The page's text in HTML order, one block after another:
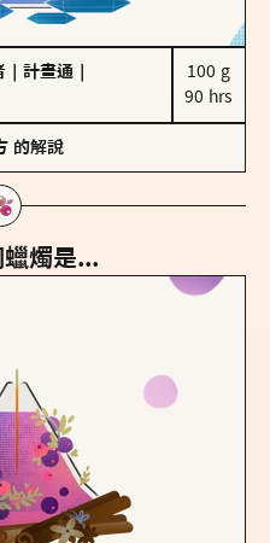
計畫通
100 g
90 hrs
的解說
蠟燭是...